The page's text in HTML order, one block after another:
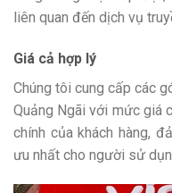
liên quan đến dịch vụ
Giá cả hợp lý
Chúng tôi cung cấp các
Quảng Ngãi với mức giá
chính của khách hàng,
ưu nhất cho người sử